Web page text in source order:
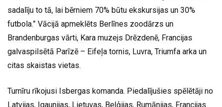
sadalīju to tā, lai bērniem 70% būtu ekskursijas un 30%
futbola.” Vācijā apmeklēts Berlīnes zoodārzs un
Brandenburgas vārti, Kara muzejs Drēzdenē, Francijas
galvaspilsētā Parīzē – Eifeļa tornis, Luvra, Triumfa arka un
citas skaistas vietas.
Turnīru rīkojusi Isbergas komanda. Piedalījušies spēlētāji no
Latvijas, Igaunijas, Lietuvas, Beļģijas, Rumānijas, Francijas.